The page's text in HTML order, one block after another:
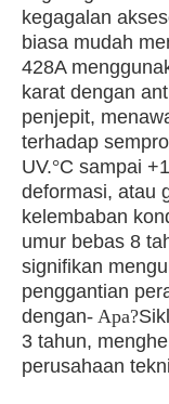
kegagalan
biasa mudah
428A
karat dengan
penjepit,
terhadap
UV.°C sampai
deformasi, atau
kelembaban
umur bebas 8
signifikan
penggantian
dengan- Apa?
3 tahun,
perusahaan